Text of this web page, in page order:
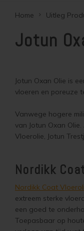
Home Uitleg
Jotun
Jotun Oxan Olie is
vloeren en poreuze
Vanwege hogere
van Jotun Oxan
Vloerolie, Jotun
Nordikk
Nordikk Coat
extreem sterke
een goed te
Toepasbaar op